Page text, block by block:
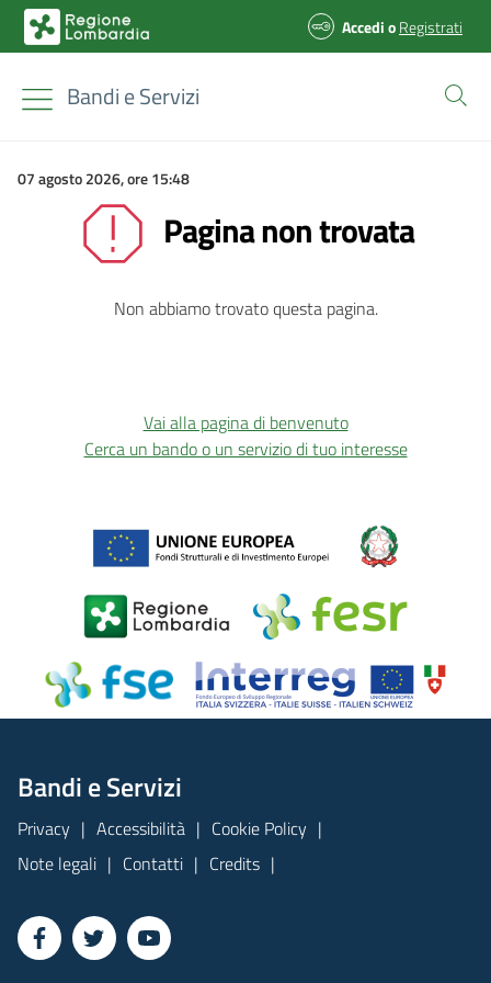
AccedioRegistrati
Bandi e Servizi
07 agosto 2026, ore 15:48
Pagina non trovata
Non abbiamo trovato questa pagina.
Vai alla pagina di benvenuto
Cerca un bando o un servizio di tuo interesse
Bandi e Servizi
Privacy Accessibilità
Cookie Policy
Note legali
Contatti Credits